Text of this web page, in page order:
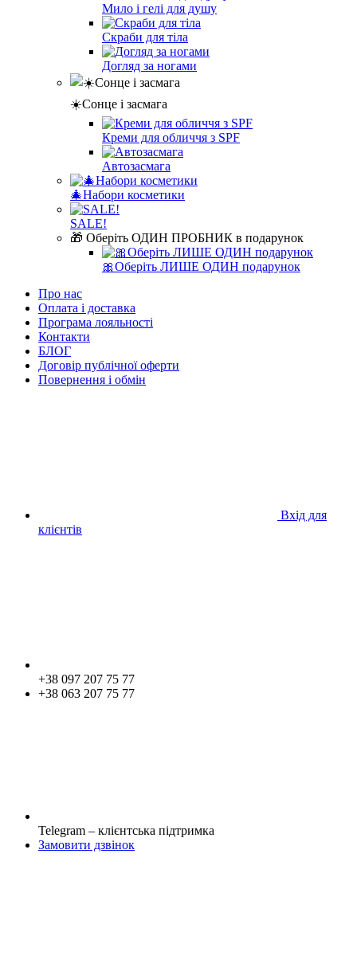
Мило і гелі для душу
Скраби для тіла
Догляд за ногами
☀️Сонце і засмага
Креми для обличчя з SPF
Автозасмага
🎄Набори косметики
SALE!
🎁 Оберіть ОДИН ПРОБНИК в подарунок
🎀Оберіть ЛИШЕ ОДИН подарунок
Про нас
Оплата і доставка
Програма лояльності
Контакти
БЛОГ
Договір публічної оферти
Повернення і обмін
Вхід для
клієнтів
+38 097 207 75 77
+38 063 207 75 77
Telegram – клієнтська підтримка
Замовити дзвінок